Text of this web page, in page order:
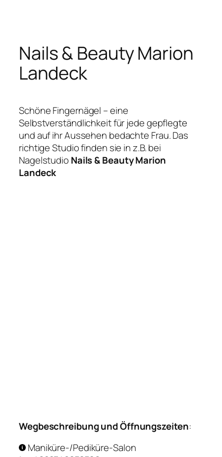
springen
Nails & Beauty Marion
Landeck
Schöne Fingernägel – eine
Selbstverständlichkeit für jede gepflegte
und auf ihr Aussehen bedachte Frau. Das
richtige Studio finden sie in z.B. bei
Nagelstudio Nails & Beauty Marion
Landeck
Wegbeschreibung und Öffnungszeiten:
Maniküre-/Pediküre-Salon